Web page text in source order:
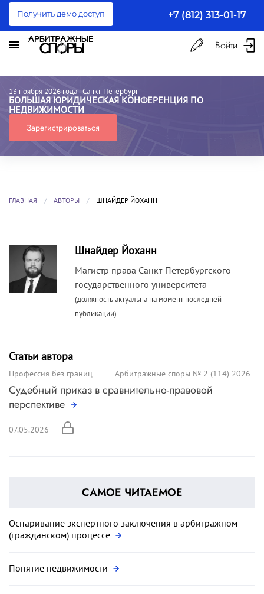
Получить демо доступ +7 (812) 313-01-17
Войти
13 ноября 2026 года | Санкт-Петербург
БОЛЬШАЯ ЮРИДИЧЕСКАЯ КОНФЕРЕНЦИЯ ПО
НЕДВИЖИМОСТИ
Зарегистрироваться
ГЛАВНАЯ АВТОРЫ ШНАЙДЕР ЙОХАНН
Шнайдер Йоханн
Магистр права Санкт-Петербургского
государственного университета
(должность актуальна на момент последней
публикации)
Статьи автора
Профессия без границ Арбитражные споры № 2 (114) 2026
Судебный приказ в сравнительно-правовой
перспективе
07.05.2026
САМОЕ ЧИТАЕМОЕ
Оспаривание экспертного заключения в арбитражном
(гражданском) процессе
Понятие недвижимости